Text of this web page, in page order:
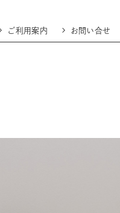
ご利用案内 お問い合せ